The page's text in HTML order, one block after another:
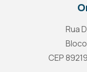
Rua
CEP